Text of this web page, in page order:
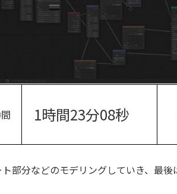
1時間23分08秒
部分などのモデリングしていき、最